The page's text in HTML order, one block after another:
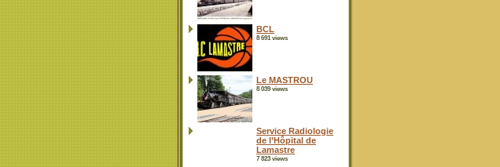
BCL
8 691 views
Le MASTROU
8 039 views
Service Radiologie
de l’Hôpital de
Lamastre
7 823 views